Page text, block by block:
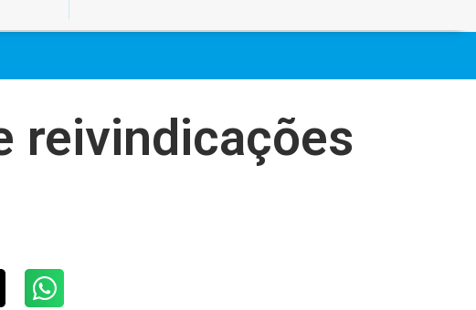
reivindicações